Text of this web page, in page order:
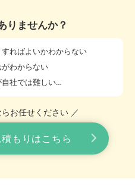
りませんか？
ればよいかわからない
わからない
社では難しい…
お任せください ／
もりはこちら